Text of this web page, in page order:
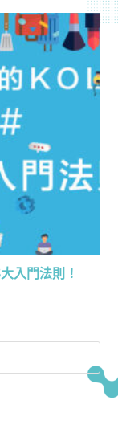
入門法則！